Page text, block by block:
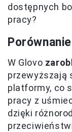
dostępnych
pracy?
W Glovo
przewyższają
platformy, co
pracy z
dzięki